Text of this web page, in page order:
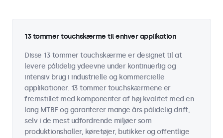
13 tommer touchskærme til enhver applikation
Disse 13 tommer touchskærme er designet til at
levere pålidelig ydeevne under kontinuerlig og
intensiv brug i industrielle og kommercielle
applikationer. 13 tommer touchskærmene er
fremstillet med komponenter af høj kvalitet med en
lang MTBF og garanterer mange års pålidelig drift,
selv i de mest udfordrende miljøer som
produktionshaller, køretøjer, butikker og offentlige